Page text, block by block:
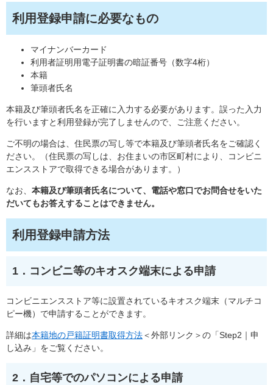
利用登録申請に必要なもの
マイナンバーカード
利用者証明用電子証明書の暗証番号（数字4桁）
本籍
筆頭者氏名
本籍及び筆頭者氏名を正確に入力する必要があります。誤った入力
を行いますと利用登録が完了しませんので、ご注意ください。
ご不明の場合は、住民票の写し等で本籍及び筆頭者氏名をご確認く
ださい。（住民票の写しは、お住まいの市区町村により、コンビニ
エンスストアで取得できる場合があります。）
なお、 本籍及び筆頭者氏名について、電話や窓口でお問合せをいた
だいてもお答えすることはできません。
利用登録申請方法
1．コンビニ等のキオスク端末による申請
コンビニエンスストア等に設置されているキオスク端末（マルチコ
ピー機）で申請することができます。
詳細は本籍地の戸籍証明書取得方法＜外部リンク＞の「Step2｜申
し込み」をご覧ください。
2．自宅等でのパソコンによる申請